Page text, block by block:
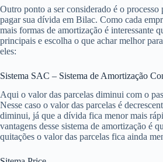
Outro ponto a ser considerado é o
pagar sua dívida em Bilac. Como cada
mais formas de amortização é interessante
principais e escolha o que achar melhor
eles:
Sistema SAC – Sistema de Amortização
Aqui o valor das parcelas diminui com o
Nesse caso o valor das parcelas é
diminui, já que a dívida fica menor mais
vantagens desse sistema de amortização é
quitações o valor das parcelas fica ainda